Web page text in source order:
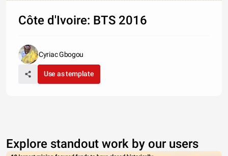
Côte d'Ivoire: BTS 2016
Cyriac Gbogou
Use as template
Explore standout work by our users